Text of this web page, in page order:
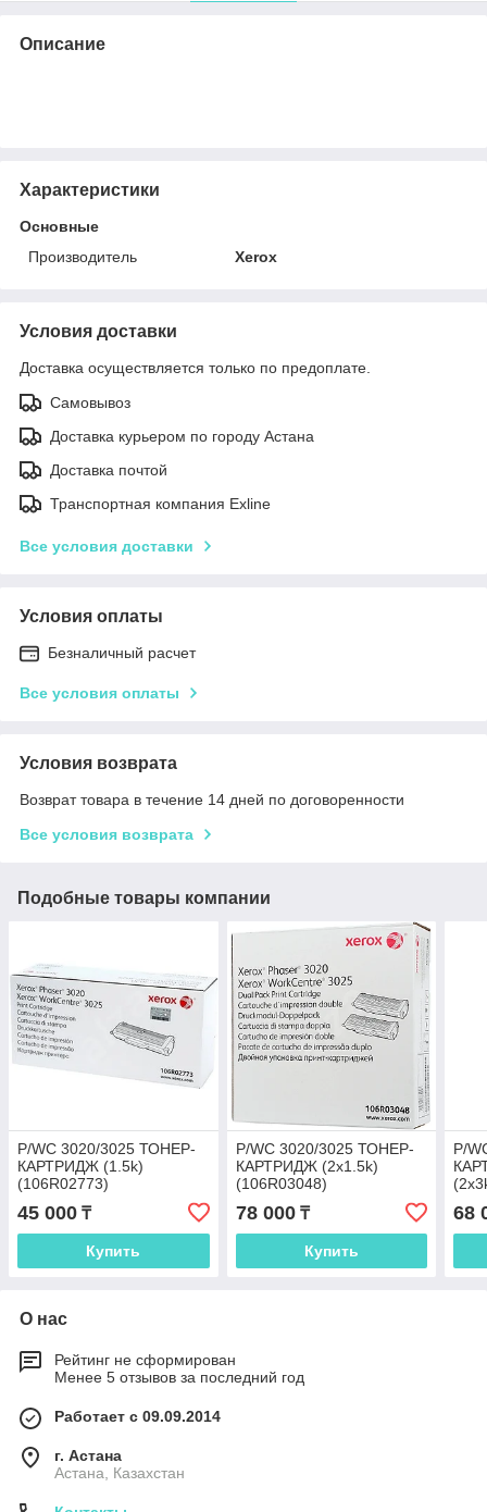
Описание
Характеристики
Основные
Производитель
Xerox
Условия доставки
Доставка осуществляется только по предоплате.
Самовывоз
Доставка курьером по городу Астана
Доставка почтой
Транспортная компания Exline
Все условия доставки
Условия оплаты
Безналичный расчет
Все условия оплаты
Условия возврата
Возврат товара в течение 14 дней по договоренности
Все условия возврата
Подобные товары компании
P/WC 3020/3025 ТОНЕР-
КАРТРИДЖ (1.5k)
(106R02773)
45 000 ₸
Купить
P/WC 3020/3025 ТОНЕР-
КАРТРИДЖ (2x1.5k)
(106R03048)
78 000₸
Купить
P/
68
О нас
Рейтинг не сформирован
Менее 5 отзывов за последний год
Работает с 09.09.2014
г. Астана
Астана, Казахстан